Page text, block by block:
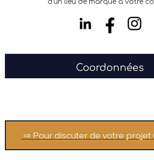
d'un lieu de marque à votre
Coordonnées
⇨ Pour discuter de votre projet